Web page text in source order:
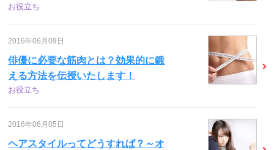
お役立ち
2016年06月09日
俳優に必要な筋肉とは？効果的に鍛
える方法を伝授いたします！
お役立ち
2016年06月05日
ヘアスタイルってどうすれば？～オ